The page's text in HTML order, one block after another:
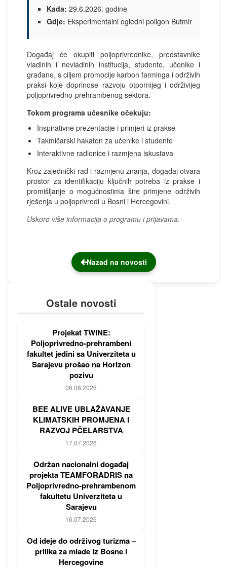
Kada: 29.6.2026. godine
Gdje: Eksperimentalni ogledni poligon Butmir
Događaj će okupiti poljoprivrednike, predstavnike
vladinih i nevladinih institucija, studente, učenike i
građane, s ciljem promocije karbon farminga i održivih
praksi koje doprinose razvoju otpornijeg i održivijeg
poljoprivredno-prehrambenog sektora.
Tokom programa učesnike očekuju:
Inspirativne prezentacije i primjeri iz prakse
Takmičarski hakaton za učenike i studente
Interaktivne radionice i razmjena iskustava
Kroz zajednički rad i razmjenu znanja, događaj otvara
prostor za identifikaciju ključnih potreba iz prakse i
promišljanje o mogućnostima šire primjene održivih
rješenja u poljoprivredi u Bosni i Hercegovini.
Uskoro više informacija o programu i prijavama.
Nazad na novosti
Ostale novosti
Projekat TWINE:
Poljoprivredno-prehrambeni
fakultet jedini sa Univerziteta u
Sarajevu prošao na Horizon
pozivu
06.08.2026
BEE ALIVE UBLAŽAVANJE
KLIMATSKIH PROMJENA I
RAZVOJ PČELARSTVA
17.07.2026
Održan nacionalni događaj
projekta TEAMFORADRIS na
Poljoprivredno-prehrambenom
fakultetu Univerziteta u
Sarajevu
16.07.2026
Od ideje do održivog turizma –
prilika za mlade iz Bosne i
Hercegovine